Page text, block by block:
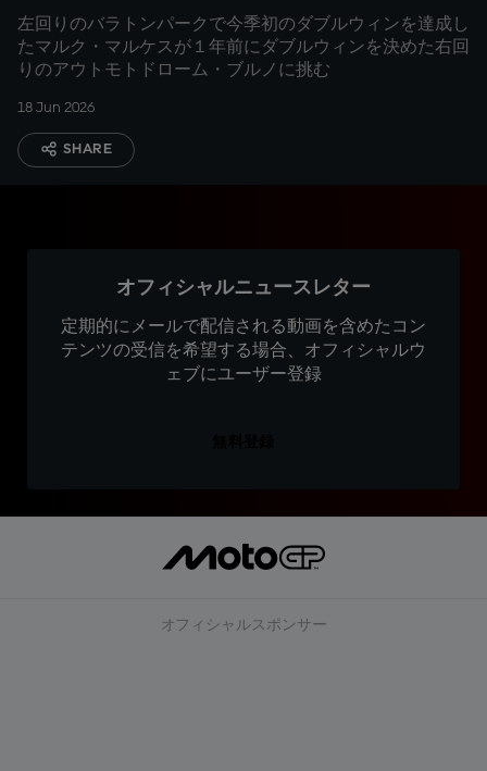
左回りのバラトンパークで今季初のダブルウィンを達成し
たマルク・マルケスが１年前にダブルウィンを決めた右回
りのアウトモトドローム・ブルノに挑む
18 Jun 2026
SHARE
オフィシャルニュースレター
定期的にメールで配信される動画を含めたコン
テンツの受信を希望する場合、オフィシャルウ
ェブにユーザー登録
オフィシャルスポンサー